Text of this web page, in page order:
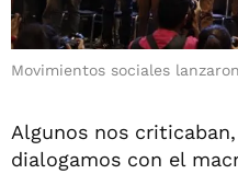
Movimientos sociales
Algunos nos
dialogamos con el